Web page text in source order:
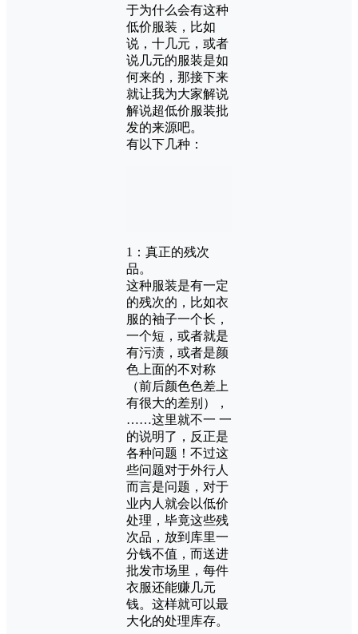
于为什么会有这种
低价服装，比如
说，十几元，或者
说几元的服装是如
何来的，那接下来
就让我为大家解说
解说超低价服装批
发的来源吧。
有以下几种：
1：真正的残次
品。
这种服装是有一定
的残次的，比如衣
服的袖子一个长，
一个短，或者就是
有污渍，或者是颜
色上面的不对称
（前后颜色色差上
有很大的差别），
……这里就不一 一
的说明了，反正是
各种问题！不过这
些问题对于外行人
而言是问题，对于
业内人就会以低价
处理，毕竟这些残
次品，放到库里一
分钱不值，而送进
批发市场里，每件
衣服还能赚几元
钱。这样就可以最
大化的处理库存。